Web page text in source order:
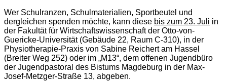
Wer Schulranzen, Schulmaterialien, Sportbeutel und
dergleichen spenden möchte, kann diese bis zum 23. Juli in
der Fakultät für Wirtschaftswissenschaft der Otto-von-
Guericke-Universität (Gebäude 22, Raum C-310), in der
Physiotherapie-Praxis von Sabine Reichert am Hassel
(Breiter Weg 252) oder im „M13“, dem offenen Jugendbüro
der Jugendpastoral des Bistums Magdeburg in der Max-
Josef-Metzger-Straße 13, abgeben.